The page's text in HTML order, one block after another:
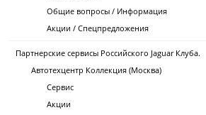
Общие вопросы / Информация
Акции / Спецпредложения
Партнерские сервисы Российского Jaguar Клуба.
Автотехцентр Коллекция (Москва)
Сервис
Акции